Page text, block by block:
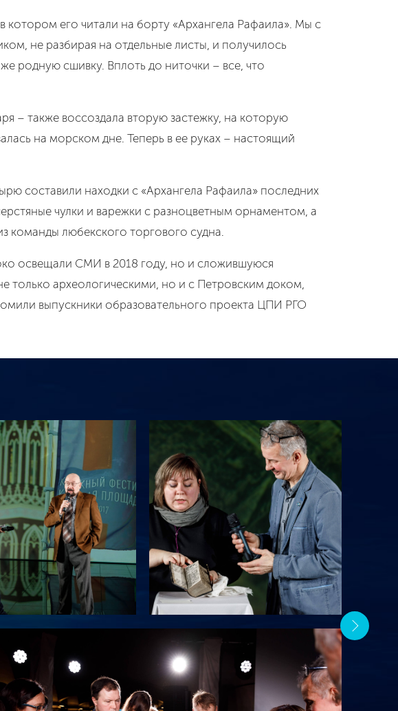
котором его читали на борту «Архангела Рафаила». Мы с
не разбирая на отдельные листы, и получилось
родную сшивку. Вплоть до ниточки – все, что
– также воссоздала вторую застежку, на которую
на морском дне. Теперь в ее руках – настоящий
составили находки с «Архангела Рафаила» последних
чулки и варежки с разноцветным орнаментом, а
команды любекского торгового судна.
освещали СМИ в 2018 году, но и сложившуюся
только археологическими, но и с Петровским доком,
выпускники образовательного проекта ЦПИ РГО